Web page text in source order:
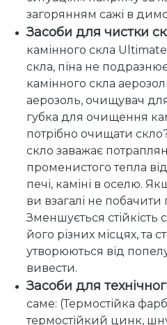
загорянням сажі в
Засоби для чистки
камінного скла
скла, піна не
камінного скла
аерозоль, очищувач
губка для очищення
потрібно очищати
скло заважає
променистого тепла
печі, каміні в оселю.
ви взагалі не побачити
Зменшується стійкість
його різних місцях, та
утворюються від
вивести.
Засоби для
саме: (Термостійка
термостійкий цинк,